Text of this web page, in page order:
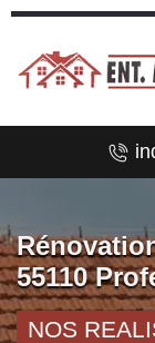
55110
NOS